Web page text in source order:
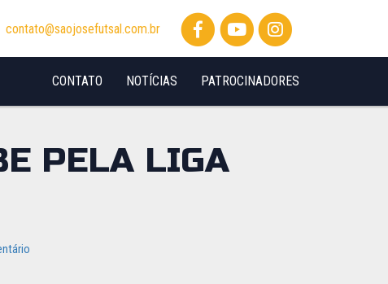
contato@saojosefutsal.com.br
PATROCINADORES
NOTÍCIAS
CONTATO
PELA LIGA